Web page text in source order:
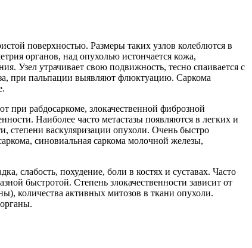
поверхностью. Размеры таких узлов колеблются в
органов, над опухолью истончается кожа,
Узел утрачивает свою подвижность, тесно спаивается с
при пальпации выявляют флюктуацию. Саркома
при рабдосаркоме, злокачественной фиброзной
Наиболее часто метастазы появляются в легких и
степени васкуляризации опухоли. Очень быстро
синовиальная саркома молочной железы,
слабость, похудение, боли в костях и суставах. Часто
быстротой. Степень злокачественности зависит от
количества активных митозов в ткани опухоли.